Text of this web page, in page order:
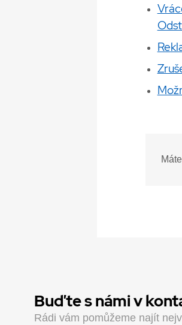
Buďte s námi v
Rádi vám pomůžeme najít